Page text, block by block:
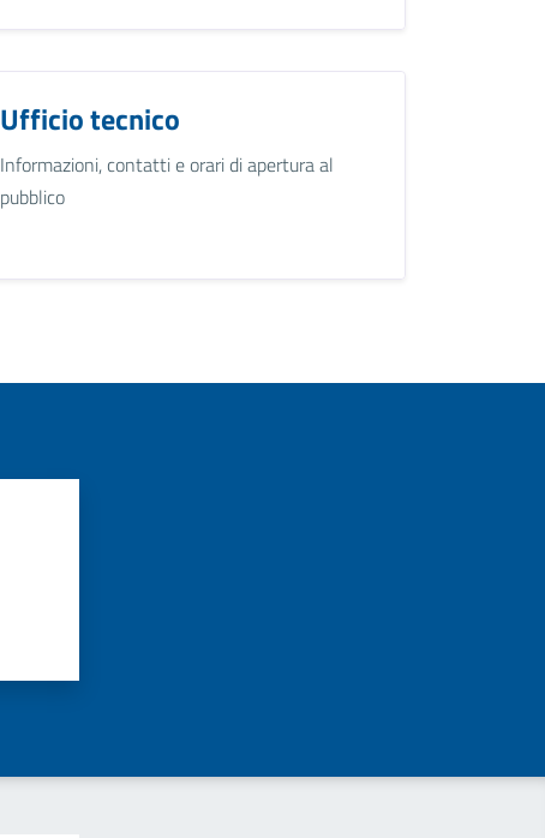
Ufficio tecnico
Informazioni, contatti e orari di apertura al
pubblico